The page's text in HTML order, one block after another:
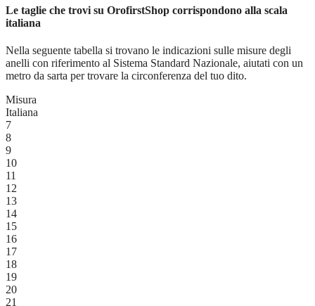
Le taglie che trovi su OrofirstShop corrispondono alla scala
italiana
Nella seguente tabella si trovano le indicazioni sulle misure degli
anelli con riferimento al Sistema Standard Nazionale, aiutati con un
metro da sarta per trovare la circonferenza del tuo dito.
Misura
Italiana
7
8
9
10
11
12
13
14
15
16
17
18
19
20
21